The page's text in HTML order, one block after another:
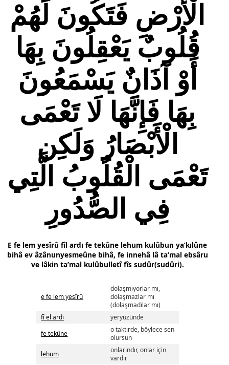
الْأَرْضِ فَتَكُونَ لَهُمْ
قُلُوبٌ يَعْقِلُونَ بِهَا
أَوْ آذَانٌ يَسْمَعُونَ
بِهَا فَإِنَّهَا لَا تَعْمَى
الْأَبْصَارُ وَلَكِن
تَعْمَى الْقُلُوبُ الَّتِي
فِي الصُّدُورِ
E fe lem yesîrû fîl ardı fe tekûne lehum kulûbun ya’kılûne
bihâ ev âzânunyesmeûne bihâ, fe innehâ lâ ta’mal ebsâru
ve lâkin ta’mal kulûbulletî fîs sudûr(sudûri).
e fe lem yesîrû
dolaşmıyorlar mı,
dolaşmazlar mı
(dolaşmadılar mı)
fî el ardı
yeryüzünde
fe tekûne
o taktirde, böylece sen
olursun
lehum
onlarındır, onlar için
vardır